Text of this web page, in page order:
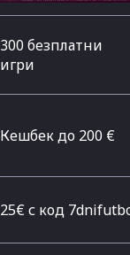
300 безплатни
игри
Кешбек до 200 €
25€ с код